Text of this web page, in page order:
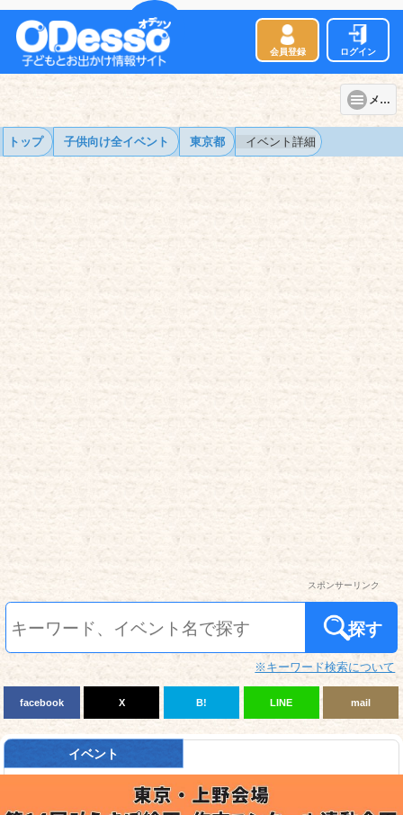
会員登録 ログイン
メニュー
トップ 子供向け全イベント 東京都 イベント詳細
スポンサーリンク
探す
※キーワード検索について
facebook X B! LINE mail
イベント